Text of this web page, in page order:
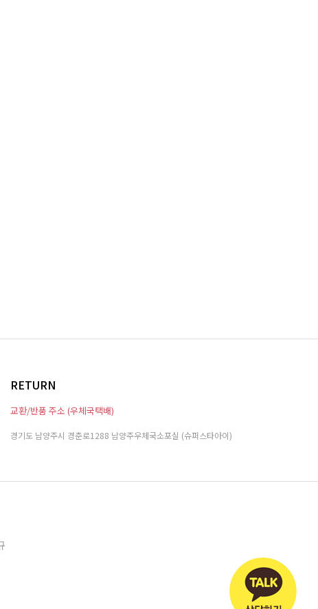
RETURN
교환/반품 주소 (우체국택배)
경기도 남양주시 경춘로1288 남양주우체국소포실 (슈퍼스타아이)